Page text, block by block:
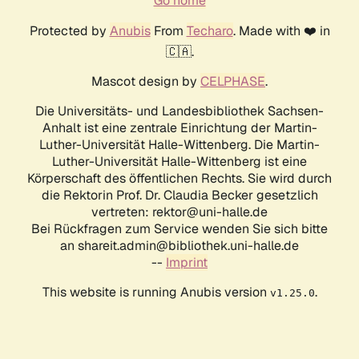
Protected by AnubisFrom Techaro. Made with ❤️ in
🇨🇦.
Mascot design by CELPHASE.
Die Universitäts- und Landesbibliothek Sachsen-
Anhalt ist eine zentrale Einrichtung der Martin-
Luther-Universität Halle-Wittenberg. Die Martin-
Luther-Universität Halle-Wittenberg ist eine
Körperschaft des öffentlichen Rechts. Sie wird durch
die Rektorin Prof. Dr. Claudia Becker gesetzlich
vertreten: rektor@uni-halle.de
Bei Rückfragen zum Service wenden Sie sich bitte
an shareit.admin@bibliothek.uni-halle.de
-- Imprint
This website is running Anubis version v1.25.0.